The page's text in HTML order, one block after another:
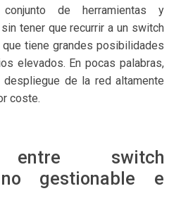
de herramientas y
tener que recurrir a un switch
tiene grandes posibilidades
elevados. En pocas palabras,
de la red altamente
coste.
entre switch
gestionable e